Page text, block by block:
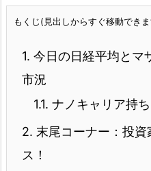
もくじ(見出しからすぐ移動でき
1. 今日の日経平均とマ
市況
1.1. ナノキャリア持
2. 末尾コーナー：投
ス！